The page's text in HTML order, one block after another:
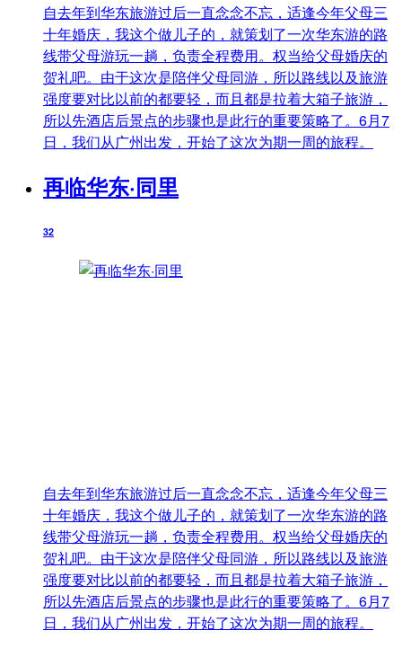
自去年到华东旅游过后一直念念不忘，适逢今年父母三
十年婚庆，我这个做儿子的，就策划了一次华东游的路
线带父母游玩一趟，负责全程费用。权当给父母婚庆的
贺礼吧。由于这次是陪伴父母同游，所以路线以及旅游
强度要对比以前的都要轻，而且都是拉着大箱子旅游，
所以先酒店后景点的步骤也是此行的重要策略了。6月7
日，我们从广州出发，开始了这次为期一周的旅程。
再临华东·同里
32
自去年到华东旅游过后一直念念不忘，适逢今年父母三
十年婚庆，我这个做儿子的，就策划了一次华东游的路
线带父母游玩一趟，负责全程费用。权当给父母婚庆的
贺礼吧。由于这次是陪伴父母同游，所以路线以及旅游
强度要对比以前的都要轻，而且都是拉着大箱子旅游，
所以先酒店后景点的步骤也是此行的重要策略了。6月7
日，我们从广州出发，开始了这次为期一周的旅程。